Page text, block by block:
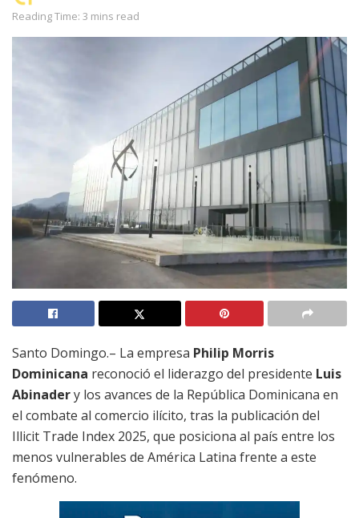
Reading Time: 3 mins read
Santo Domingo.– La empresa Philip Morris
Dominicana reconoció el liderazgo del presidente Luis
Abinadery los avances de la República Dominicana en
el combate al comercio ilícito, tras la publicación del
Illicit Trade Index 2025, que posiciona al país entre los
menos vulnerables de América Latina frente a este
fenómeno.